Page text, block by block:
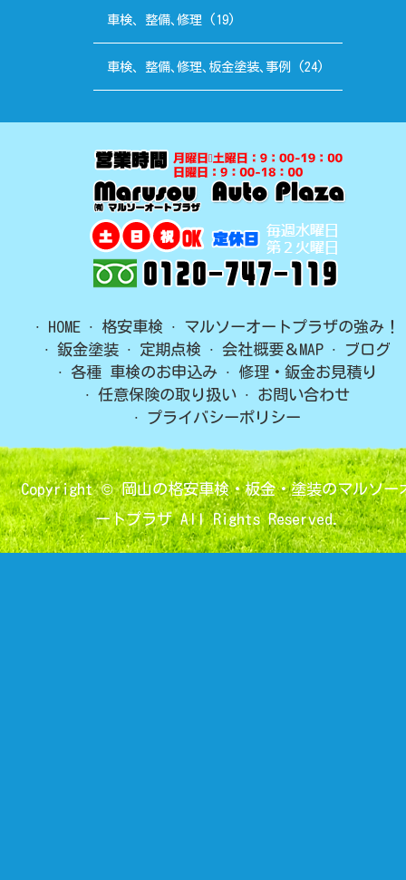
車検、整備､修理 (19)
車検、整備､修理､板金塗装､事例 (24)
HOME 格安車検
マルソーオートプラザの強み！
鈑金塗装
定期点検 会社概要＆MAP
ブログ
各種 車検のお申込み
修理・鈑金お見積り
任意保険の取り扱い
お問い合わせ
プライバシーポリシー
Copyright ©岡山の格安車検・板金・塗装のマルソー
ートプラザAll Rights Reserved.